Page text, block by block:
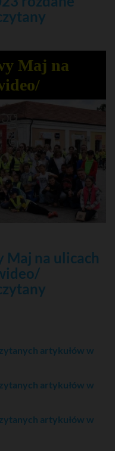
Maj na
Maj na ulicach
artykułów w
artykułów w
artykułów w